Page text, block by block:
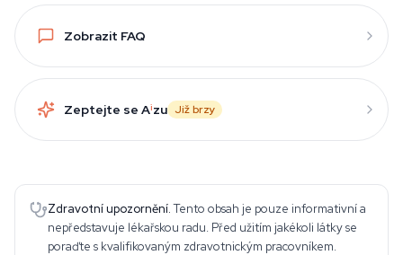
Zobrazit FAQ
Zeptejte se Aizu Již brzy
Zdravotní upozornění. Tento obsah je pouze informativní a
nepředstavuje lékařskou radu. Před užitím jakékoli látky se
poraďte s kvalifikovaným zdravotnickým pracovníkem.